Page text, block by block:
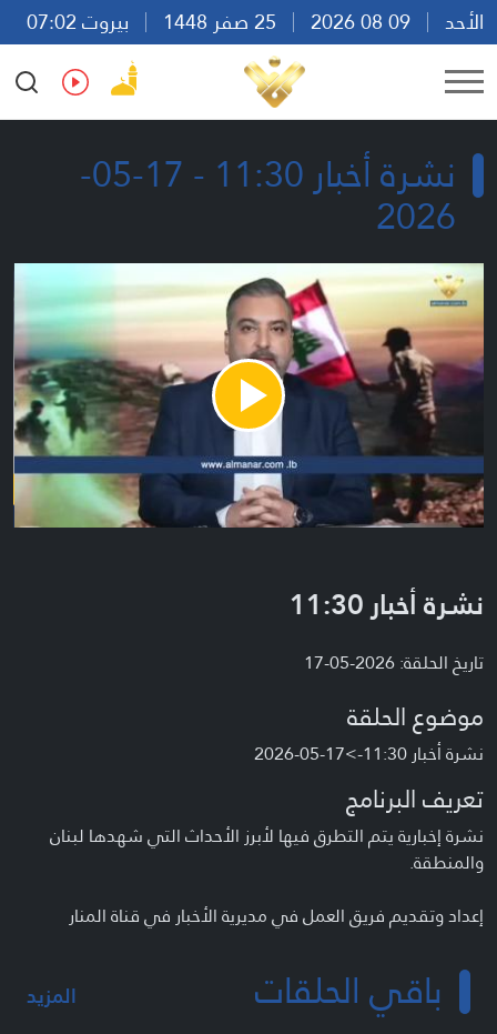
الأحد
بيروت 07:02
Ar
En Fr Es
نشرة أخبار 11:30 - 17-05-
2026
Play
Video
نشرة أخبار 11:30
تاريخ الحلقة: 2026-05-17
موضوع الحلقة
نشرة أخبار 11:30->17-05-2026
تعريف البرنامج
نشرة إخبارية يتم التطرق فيها لأبرز الأحداث التي شهدها لبنان
والمنطقة.
إعداد وتقديم فريق العمل في مديرية الأخبار في قناة المنار
باقي الحلقات المزيد